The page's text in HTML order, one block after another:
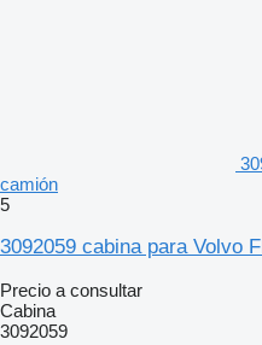
camión
5
3092059 cabina para Volvo
Precio a consultar
Cabina
3092059